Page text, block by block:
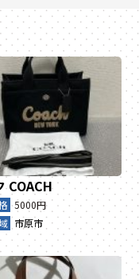
COACH
5000円
市原市